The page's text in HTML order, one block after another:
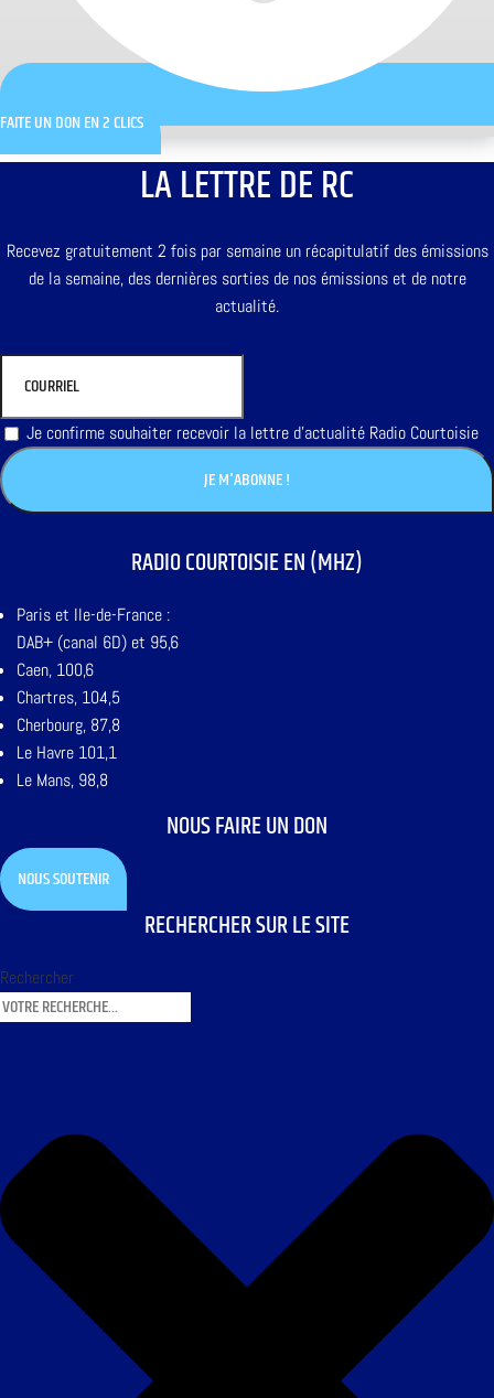
FAITE UN DON EN 2 CLICS
LA LETTRE DE RC
Recevez gratuitement 2 fois par semaine un récapitulatif des émissions
de la semaine, des dernières sorties de nos émissions et de notre
actualité.
Je confirme souhaiter recevoir la lettre d'actualité Radio Courtoisie
RADIO COURTOISIE EN (MHZ)
Paris et Ile-de-France :
DAB+ (canal 6D) et 95,6
Caen, 100,6
Chartres, 104,5
Cherbourg, 87,8
Le Havre 101,1
Le Mans, 98,8
NOUS FAIRE UN DON
NOUS SOUTENIR
RECHERCHER SUR LE SITE
Rechercher